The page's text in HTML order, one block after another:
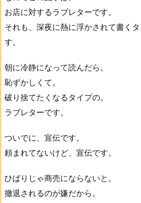
お店に対するラブレターです。
それも、深夜に熱に浮かされて書く
す。
朝に冷静になって読んだら。
恥ずかしくて。
破り捨てたくなるタイプの。
ラブレターです。
ついでに、宣伝です。
頼まれてないけど、宣伝です。
ひばりじゃ商売にならないと。
撤退されるのが嫌だから。